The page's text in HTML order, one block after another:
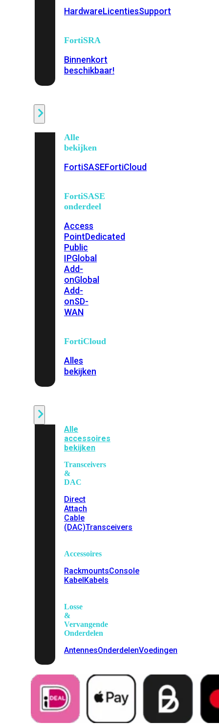
HardwareLicentiesSupport
FortiSRA
Binnenkort
beschikbaar!
Alle
bekijken
FortiSASEFortiCloud
FortiSASE
onderdeel
Access
PointDedicated
Public
IPGlobal
Add-
onGlobal
Add-
onSD-
WAN
FortiCloud
Alles
bekijken
Alle
accessoires
bekijken
Transceivers
&
DAC
Direct
Attach
Cable
(DAC)Transceivers
Accessoires
RackmountsConsole
KabelKabels
Losse
&
Vervangende
Onderdelen
AntennesOnderdelenVoedingen